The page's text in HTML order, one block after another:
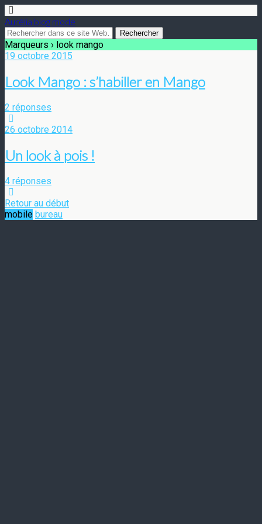
Aurélia blog mode
Marqueurs › look mango
19 octobre 2015
Look Mango : s’habiller en Mango
2 réponses
26 octobre 2014
Un look à pois !
4 réponses
Retour au début
mobile bureau